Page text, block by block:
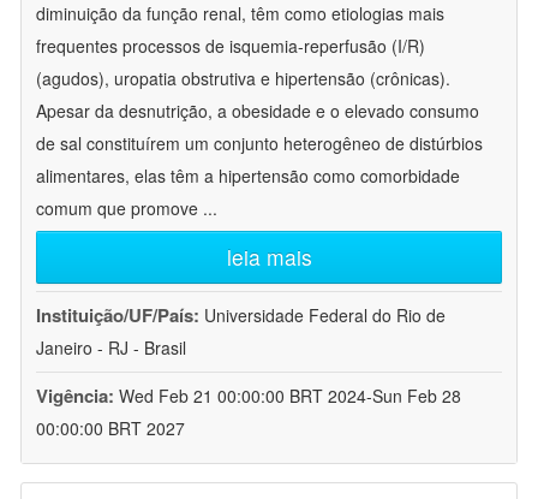
diminuição da função renal, têm como etiologias mais
frequentes processos de isquemia-reperfusão (I/R)
(agudos), uropatia obstrutiva e hipertensão (crônicas).
Apesar da desnutrição, a obesidade e o elevado consumo
de sal constituírem um conjunto heterogêneo de distúrbios
alimentares, elas têm a hipertensão como comorbidade
comum que promove ...
leia mais
Instituição/UF/País: Universidade Federal do Rio de
Janeiro - RJ - Brasil
Vigência: Wed Feb 21 00:00:00 BRT 2024-Sun Feb 28
00:00:00 BRT 2027